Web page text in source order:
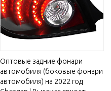
Оптовые задние фонари
автомобиля (боковые фонари
автомобиля) на 2022 год